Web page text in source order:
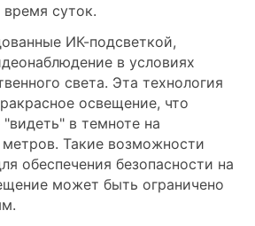
суток.
ИК-подсветкой,
в условиях
света. Эта технология
освещение, что
в темноте на
Такие возможности
обеспечения безопасности на
может быть ограничено